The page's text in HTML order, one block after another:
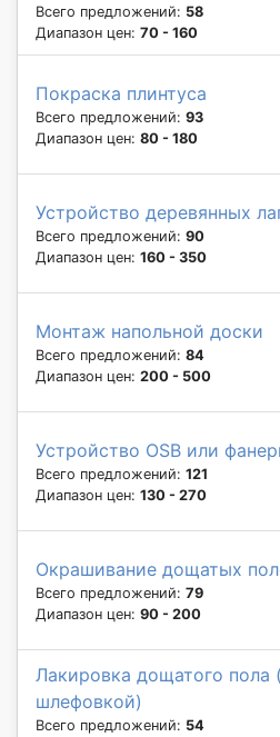
Всего предложений: 58
Диапазон цен: 70 - 160
Покраска плинтуса
Всего предложений: 93
Диапазон цен: 80 - 180
Устройство деревянных
Всего предложений: 90
Диапазон цен: 160 - 350
Монтаж напольной доски
Всего предложений: 84
Диапазон цен: 200 - 500
Устройство OSB или
Всего предложений: 121
Диапазон цен: 130 - 270
Окрашивание дощатых
Всего предложений: 79
Диапазон цен: 90 - 200
Лакировка дощатого пола
шлефовкой)
Всего предложений: 54